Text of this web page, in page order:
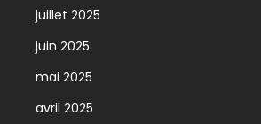
juillet 2025
juin 2025
mai 2025
avril 2025